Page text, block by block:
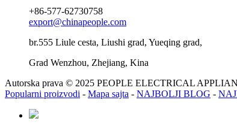
+86-577-62730758
export@chinapeople.com
br.555 Liule cesta, Liushi grad, Yueqing grad,
Grad Wenzhou, Zhejiang, Kina
Autorska prava © 2025 PEOPLE ELECTRICAL
Popularni proizvodi - Mapa sajta - NAJBOLJI BLOG -